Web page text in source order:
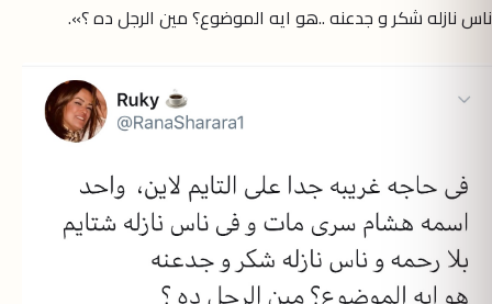
ناس نازله شكر و جدعنه ..‏هو ايه الموضوع؟ مين الرجل ده ؟».